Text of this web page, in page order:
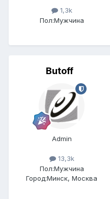
1,3k
Пол:Мужчина
Butoff
Admin
13,3k
Пол:Мужчина
Город:Минск, Москва